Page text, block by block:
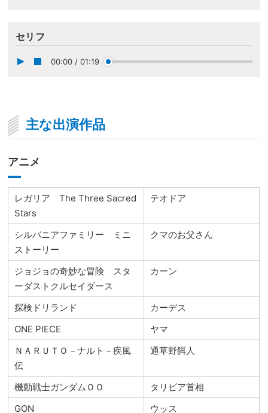
セリフ
00:00 / 01:19
主な出演作品
アニメ
レガリア The Three Sacred
Stars
テオドア
シルバニアファミリー ミニ
ストーリー
クマのお父さん
ジョジョの奇妙な冒険 スタ
ーダストクルセイダース
カーン
探検ドリランド
カーデス
ONE PIECE
ヤマ
ＮＡＲＵＴＯ－ナルト－疾風
伝
通草野餌人
機動戦士ガンダムＯＯ
タリビア首相
GON
ウッス